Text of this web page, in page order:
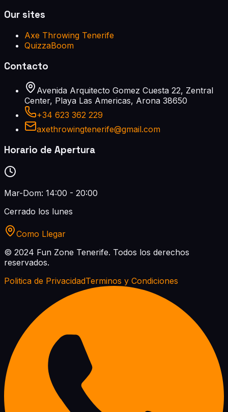
Our sites
Axe Throwing Tenerife
QuizzaBoom
Contacto
Avenida Arquitecto Gomez Cuesta 22, Zentral
Center, Playa Las Americas, Arona 38650
+34 623 362 229
axethrowingtenerife@gmail.com
Horario de Apertura
Mar-Dom: 14:00 - 20:00
Cerrado los lunes
Como Llegar
© 2024 Fun Zone Tenerife. Todos los derechos
reservados.
Politica de PrivacidadTerminos y Condiciones